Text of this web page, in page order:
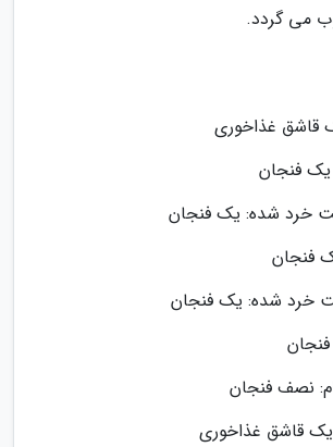
قاشق غذاخوری
فنجان
خرد شده: یک فنجان
فنجان
خرد شده: یک فنجان
نصف فنجان
یک قاشق غذاخوری